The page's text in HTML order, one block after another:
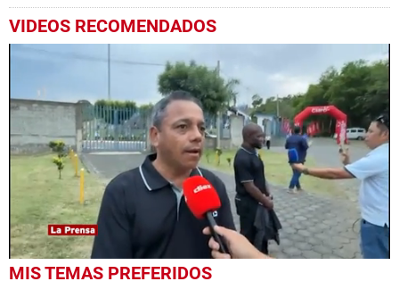
VIDEOS RECOMENDADOS
0
seconds
MIS TEMAS PREFERIDOS